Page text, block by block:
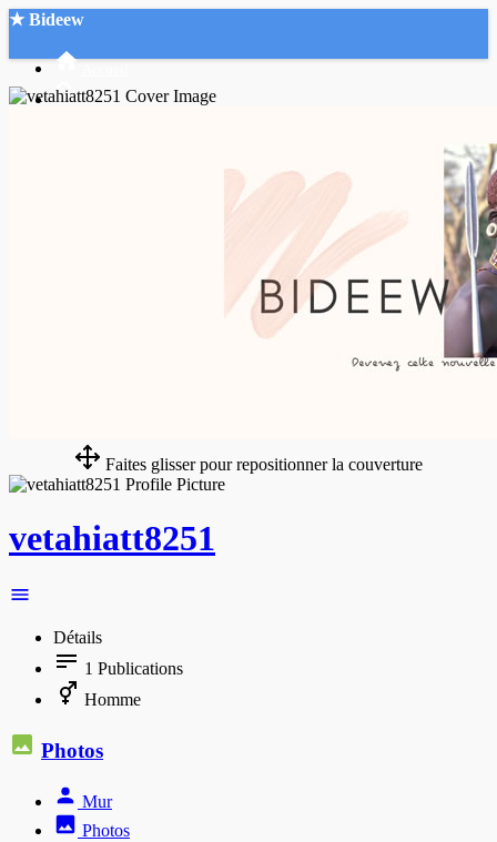
★ Bideew
Faites glisser pour repositionner la couverture
vetahiatt8251
Détails
1 Publications
Homme
Photos
Mur
Photos